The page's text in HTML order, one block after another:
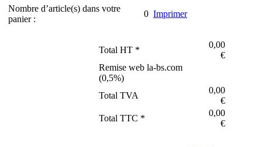
Nombre d’article(s) dans votre
panier :
0 Imprimer
Total HT *
0,00
€
Remise web la-bs.com
(0,5%)
Total TVA
0,00
€
Total TTC *
0,00
€